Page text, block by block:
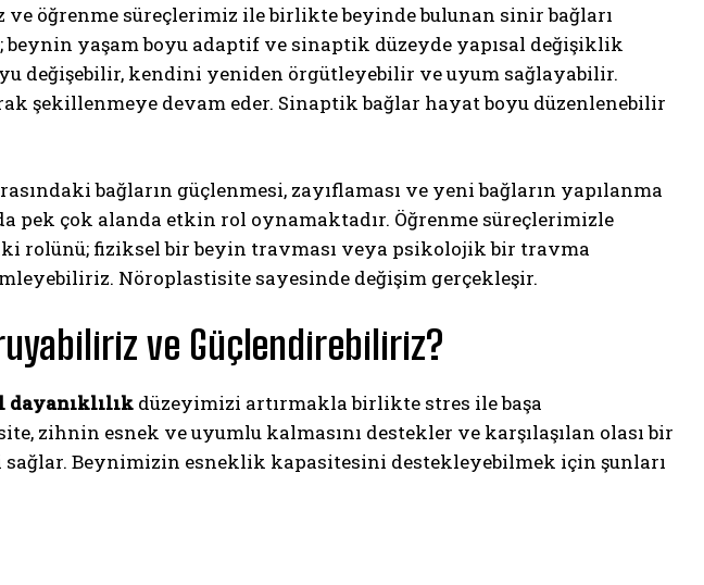
öğrenme süreçlerimiz ile birlikte beyinde bulunan sinir bağları
; beynin yaşam boyu adaptif ve sinaptik düzeyde yapısal değişiklik
değişebilir, kendini yeniden örgütleyebilir ve uyum sağlayabilir.
şekillenmeye devam eder. Sinaptik bağlar hayat boyu düzenlenebilir
bağların güçlenmesi, zayıflaması ve yeni bağların yapılanma
pek çok alanda etkin rol oynamaktadır. Öğrenme süreçlerimizle
rolünü; fiziksel bir beyin travması veya psikolojik bir travma
Nöroplastisite sayesinde değişim gerçekleşir.
ve Güçlendirebiliriz?
dayanıklılık düzeyimizi artırmakla birlikte stres ile başa
zihnin esnek ve uyumlu kalmasını destekler ve karşılaşılan olası bir
sağlar. Beynimizin esneklik kapasitesini destekleyebilmek için şunları